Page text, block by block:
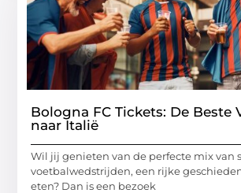
Bologna FC Tickets: De Beste
naar Italië
Wil jij genieten van de perfecte mix van
voetbalwedstrijden, een rijke
eten? Dan is een bezoek